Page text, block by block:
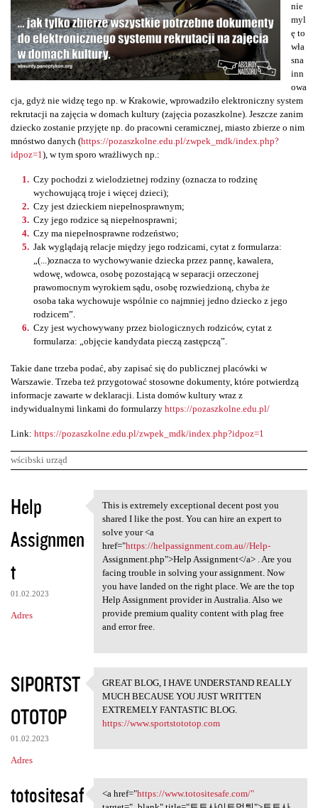
nie
myl
ę to
wła
sna
inn
owa
cja, gdyż nie widzę tego np. w Krakowie, wprowadziło elektroniczny system
rekrutacji na zajęcia w domach kultury (zajęcia pozaszkolne). Jeszcze zanim
dziecko zostanie przyjęte np. do pracowni ceramicznej, miasto zbierze o nim
mnóstwo danych (https://pozaszkolne.edu.pl/zwpek_mdk/index.php?
idpoz=1), w tym sporo wrażliwych np.:
Czy pochodzi z wielodzietnej rodziny (oznacza to rodzinę
wychowującą troje i więcej dzieci);
Czy jest dzieckiem niepełnosprawnym;
Czy jego rodzice są niepełnosprawni;
Czy ma niepełnosprawne rodzeństwo;
Jak wyglądają relacje między jego rodzicami, cytat z formularza:
„(...)oznacza to wychowywanie dziecka przez pannę, kawalera,
wdowę, wdowca, osobę pozostającą w separacji orzeczonej
prawomocnym wyrokiem sądu, osobę rozwiedzioną, chyba że
osoba taka wychowuje wspólnie co najmniej jedno dziecko z jego
rodzicem”.
Czy jest wychowywany przez biologicznych rodziców, cytat z
formularza: „objęcie kandydata pieczą zastępczą”.
Takie dane trzeba podać, aby zapisać się do publicznej placówki w
Warszawie. Trzeba też przygotować stosowne dokumenty, które potwierdzą
informacje zawarte w deklaracji. Lista domów kultury wraz z
indywidualnymi linkami do formularzy https://pozaszkolne.edu.pl/
Link: https://pozaszkolne.edu.pl/zwpek_mdk/index.php?idpoz=1
wścibski urząd
K
o
m
n
t
a
e
Help
Assignmen
t
01.02.2023
Adres
This is extremely exceptional
This is extremely exceptional decent post you
shared I like the post. You can hire an expert to
solve your <a
href="https://helpassignment.com.au//Help-
Assignment.php">Help Assignment</a> . Are you
facing trouble in solving your assignment. Now
you have landed on the right place. We are the top
Help Assignment provider in Australia. Also we
provide premium quality content with plag free
and error free.
S1PORTST
OTOTOP
01.02.2023
Adres
GREAT BLOG, I HAVE UNDERSTAND
GREAT BLOG, I HAVE UNDERSTAND REALLY
MUCH BECAUSE YOU JUST WRITTEN
EXTREMELY FANTASTIC BLOG.
https://www.sportstototop.com
totositesaf <a href="https://www
<a href="https://www.totositesafe.com/"